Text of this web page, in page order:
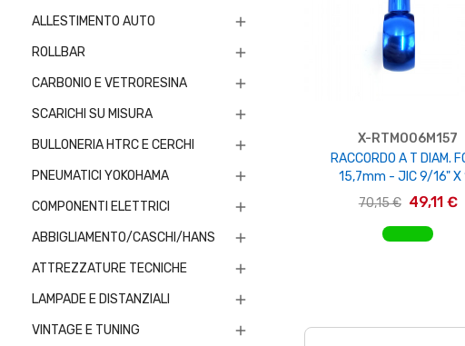
ALLESTIMENTO AUTO 
ROLLBAR 
CARBONIO E VETRORESINA 
SCARICHI SU MISURA 
BULLONERIA HTRC E CERCHI 
PNEUMATICI YOKOHAMA 
COMPONENTI ELETTRICI 
ABBIGLIAMENTO/CASCHI/HANS 
ATTREZZATURE TECNICHE 
LAMPADE E DISTANZIALI 
VINTAGE E TUNING 
X-RTMO06M157
RACCORDO A T DIAM.
15,7mm - JIC 9/16" X
70,15 € 49,11 €
AGGIUNGI AL